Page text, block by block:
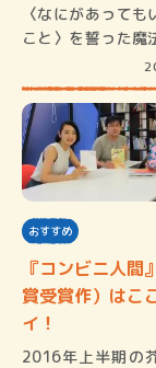
〈なにがあっても
こと〉を誓った魔
おすすめ
『コンビニ人間
賞受賞作）はこ
イ！
2016年上半期の